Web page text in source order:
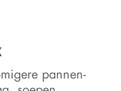
pannen-
soepen,